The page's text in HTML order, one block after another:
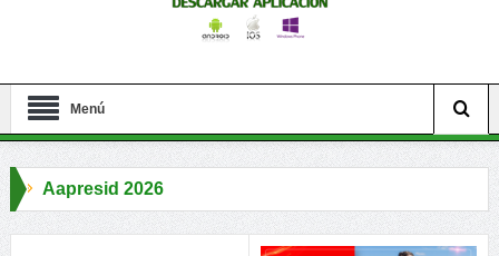
Menú
abordaron claves para una Producción Responsable